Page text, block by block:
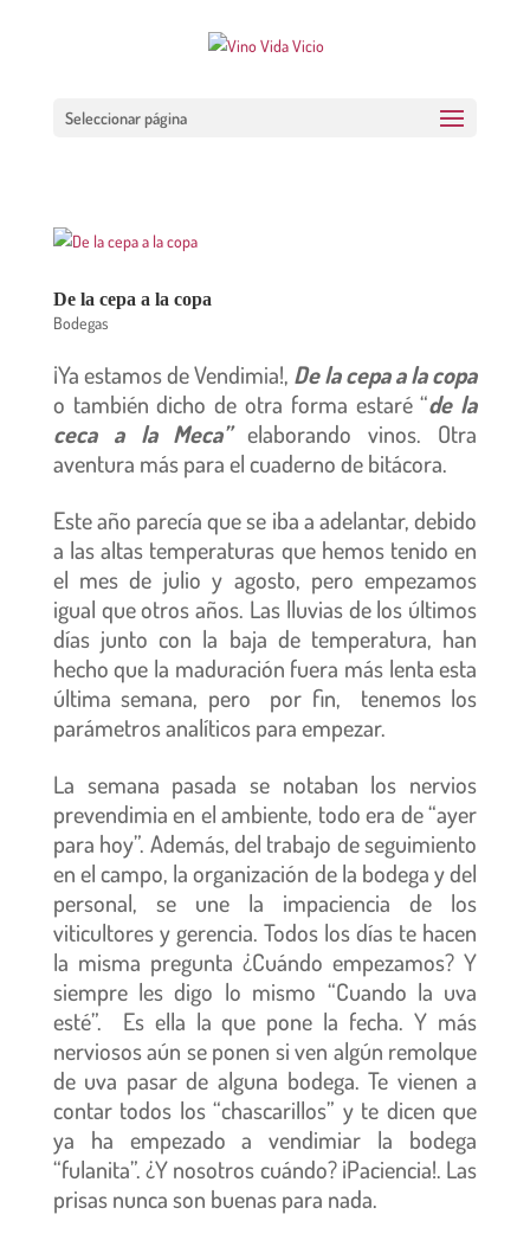
Seleccionar página
De la cepa a la copa
Bodegas
¡Ya estamos de Vendimia!, De la cepa a la copa
o también dicho de otra forma estaré “de la
ceca a la Meca”elaborando vinos. Otra
aventura más para el cuaderno de bitácora.
Este año parecía que se iba a adelantar, debido
a las altas temperaturas que hemos tenido en
el mes de julio y agosto, pero empezamos
igual que otros años. Las lluvias de los últimos
días junto con la baja de temperatura, han
hecho que la maduración fuera más lenta esta
última semana, pero por fin, tenemos los
parámetros analíticos para empezar.
La semana pasada se notaban los nervios
prevendimia en el ambiente, todo era de “ayer
para hoy”. Además, del trabajo de seguimiento
en el campo, la organización de la bodega y del
personal, se une la impaciencia de los
viticultores y gerencia. Todos los días te hacen
la misma pregunta ¿Cuándo empezamos? Y
siempre les digo lo mismo “Cuando la uva
esté”. Es ella la que pone la fecha. Y más
nerviosos aún se ponen si ven algún remolque
de uva pasar de alguna bodega. Te vienen a
contar todos los “chascarillos” y te dicen que
ya ha empezado a vendimiar la bodega
“fulanita”. ¿Y nosotros cuándo? ¡Paciencia!. Las
prisas nunca son buenas para nada.